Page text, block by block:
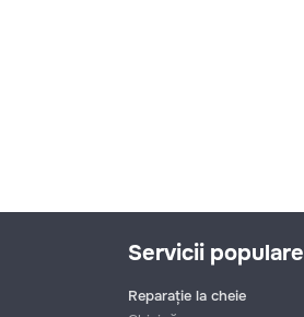
Servicii populare
Reparație la cheie